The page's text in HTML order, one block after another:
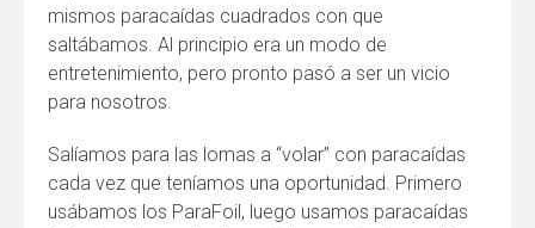
mismos paracaídas cuadrados con que
saltábamos. Al principio era un modo de
entretenimiento, pero pronto pasó a ser un vicio
para nosotros.
Salíamos para las lomas a “volar” con paracaídas
cada vez que teníamos una oportunidad. Primero
usábamos los ParaFoil, luego usamos paracaídas